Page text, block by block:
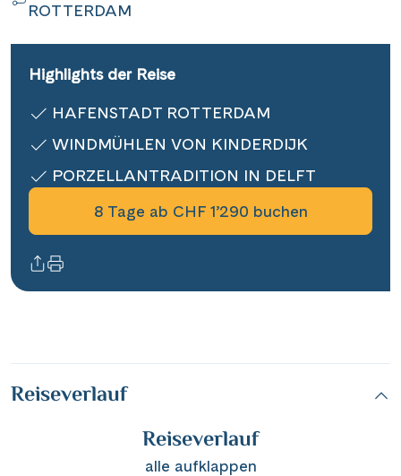
Schiffe
Informationen
Kontakt
Reisegutscheine
Hotline 0800 626 550
ROTTERDAM
Highlights der Reise
HAFENSTADT ROTTERDAM
WINDMÜHLEN VON KINDERDIJK
PORZELLANTRADITION IN DELFT
8 Tage ab CHF 1’290 buchen
Reiseverlauf
Reiseverlauf
alle aufklappen